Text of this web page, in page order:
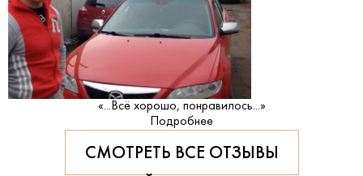
«...Всё хорошо, понравилось...»
Подробнее
СМОТРЕТЬ ВСЕ ОТЗЫВЫ